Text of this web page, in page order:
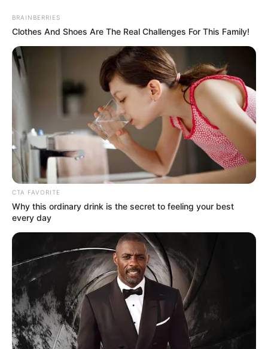
HOME
SERIES
BRAINBERRIES
Clothes And Shoes Are The Real Challenges For This Family!
CTA FAVORITE
Why this ordinary drink is the secret to feeling your best
every day